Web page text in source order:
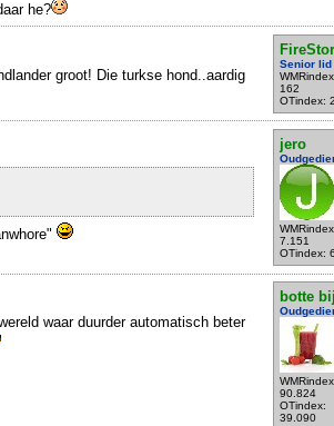
he?
Senior lid
162
OTindex:
groot! Die turkse hond..aardig
jero
7.151
OTindex:
botte
90.824
OTindex:
39.090
waar duurder automatisch beter